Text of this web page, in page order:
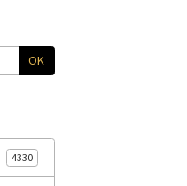
OK
4330